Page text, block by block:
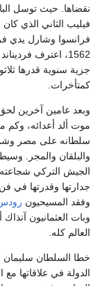
نقضاها. حيث توسل
فرانسوا وشارل يدي
1562، اعترف
جزية سنوية قدرها
كمتأخرات.
وبعد عامين آخرين
موت ألد أعدائه، وكم
سلطانه على مصر
والبلقان والمجر.
الجيش التركي شجاعته
جدارتها وقدرتها في
وفقد المسيحيون
وبات العثمانيون
العالم كله.
خطا السلطان سليمان
الدولة في علاقاتها مع